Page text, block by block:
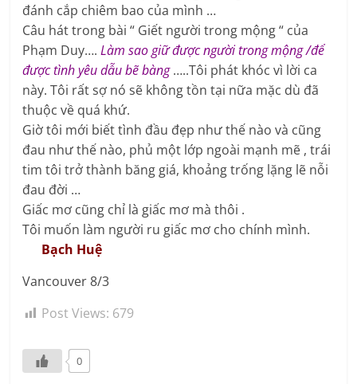
đánh cắp chiêm bao của mình …
Câu hát trong bài “ Giết người trong mộng “ của
Phạm Duy….Làm sao giữ được người trong mộng /để
được tình yêu dẫu bẽ bàng…..Tôi phát khóc vì lời ca
này. Tôi rất sợ nó sẽ không tồn tại nữa mặc dù đã
thuộc về quá khứ.
Giờ tôi mới biết tình đầu đẹp như thế nào và cũng
đau như thế nào, phủ một lớp ngoài mạnh mẽ , trái
tim tôi trở thành băng giá, khoảng trống lặng lẽ nỗi
đau đời …
Giấc mơ cũng chỉ là giấc mơ mà thôi .
Tôi muốn làm người ru giấc mơ cho chính mình.
Bạch Huệ
Vancouver 8/3
Post Views: 679
0